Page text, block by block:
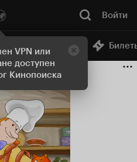
VPN или
доступен
Кинопоиска
Войти
Онлайн-кинотеатр